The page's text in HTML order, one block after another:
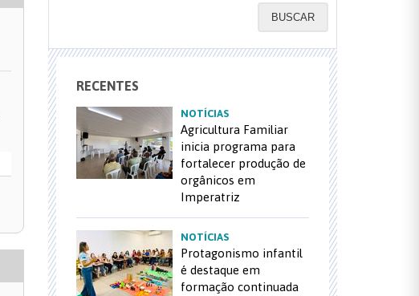
BUSCAR
RECENTES
NOTÍCIAS
Agricultura Familiar
inicia programa para
fortalecer produção de
orgânicos em
Imperatriz
NOTÍCIAS
Protagonismo infantil
é destaque em
formação continuada